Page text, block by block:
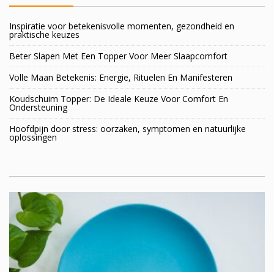
Inspiratie voor betekenisvolle momenten, gezondheid en
praktische keuzes
Beter Slapen Met Een Topper Voor Meer Slaapcomfort
Volle Maan Betekenis: Energie, Rituelen En Manifesteren
Koudschuim Topper: De Ideale Keuze Voor Comfort En
Ondersteuning
Hoofdpijn door stress: oorzaken, symptomen en natuurlijke
oplossingen